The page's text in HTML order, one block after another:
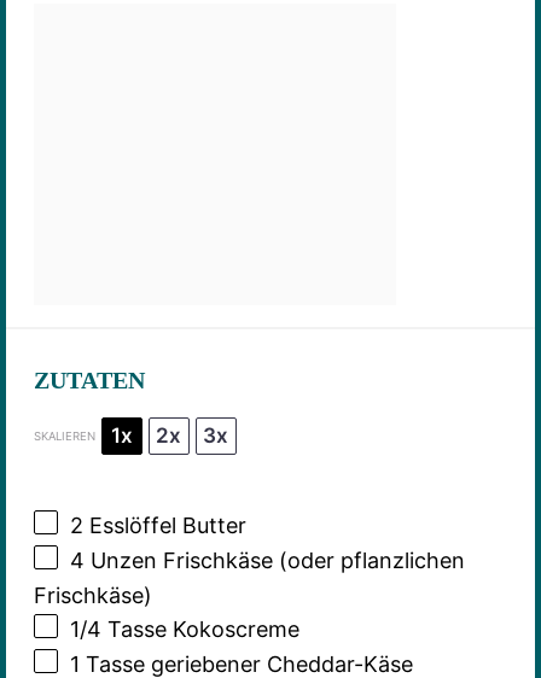
ZUTATEN
SKALIEREN 1x 2x 3x
2 Esslöffel Butter
4 Unzen Frischkäse (oder pflanzlichen
Frischkäse)
1/4 Tasse Kokoscreme
1 Tasse geriebener Cheddar-Käse